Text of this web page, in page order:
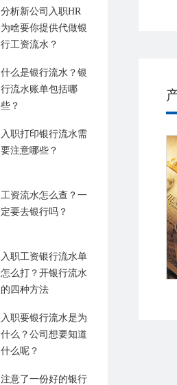
分析新公司入职HR
为啥要你提供代做银
行工资流水？
什么是银行流水？银
行流水账单包括哪
些？
入职打印银行流水需
要注意哪些？
工资流水怎么查？一
定要去银行吗？
入职工资银行流水单
怎么打？开银行流水
的四种方法
入职要银行流水是为
什么？公司想要知道
什么呢？
注意了一份好的银行